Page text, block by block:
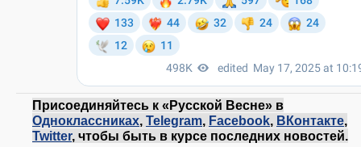
Присоединяйтесь к «Русской Весне» в
Одноклассниках, Telegram, Facebook, ВКонтакте,
Twitter, чтобы быть в курсе последних новостей.